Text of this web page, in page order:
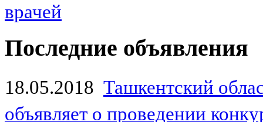
врачей
Последние объявления
18.05.2018 Ташкентский
объявляет о проведении